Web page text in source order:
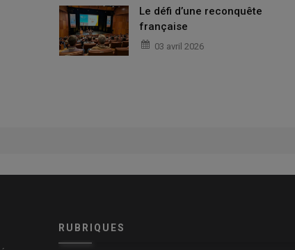
Le défi d’une reconquête
française
03 avril 2026
RUBRIQUES